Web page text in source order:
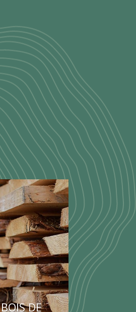
BOIS DE